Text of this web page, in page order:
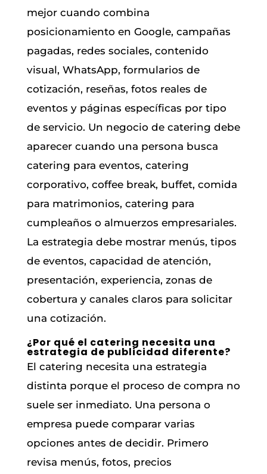
mejor cuando combina
posicionamiento en Google, campañas
pagadas, redes sociales, contenido
visual, WhatsApp, formularios de
cotización, reseñas, fotos reales de
eventos y páginas específicas por tipo
de servicio. Un negocio de catering debe
aparecer cuando una persona busca
catering para eventos, catering
corporativo, coffee break, buffet, comida
para matrimonios, catering para
cumpleaños o almuerzos empresariales.
La estrategia debe mostrar menús, tipos
de eventos, capacidad de atención,
presentación, experiencia, zonas de
cobertura y canales claros para solicitar
una cotización.
¿Por qué el catering necesita una
estrategia de publicidad diferente?
El catering necesita una estrategia
distinta porque el proceso de compra no
suele ser inmediato. Una persona o
empresa puede comparar varias
opciones antes de decidir. Primero
revisa menús, fotos, precios